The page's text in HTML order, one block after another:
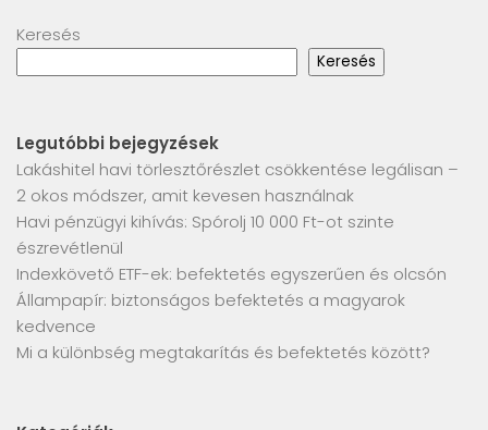
Keresés
Keresés
Legutóbbi bejegyzések
Lakáshitel havi törlesztőrészlet csökkentése legálisan –
2 okos módszer, amit kevesen használnak
Havi pénzügyi kihívás: Spórolj 10 000 Ft-ot szinte
észrevétlenül
Indexkövető ETF-ek: befektetés egyszerűen és olcsón
Állampapír: biztonságos befektetés a magyarok
kedvence
Mi a különbség megtakarítás és befektetés között?